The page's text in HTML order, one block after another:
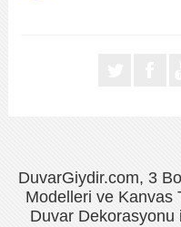
DuvarGiydir.com, 3
Modelleri ve Kanvas
Duvar Dekorasyonu